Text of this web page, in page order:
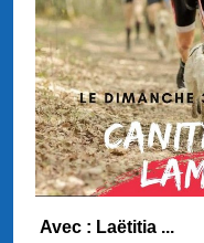
Avec : Laëtitia ...